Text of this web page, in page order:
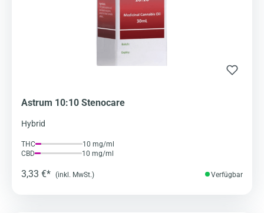
Astrum 10:10 Stenocare
Hybrid
THC
10 mg/ml
CBD
10 mg/ml
3,33 €* (inkl. MwSt.) Verfügbar